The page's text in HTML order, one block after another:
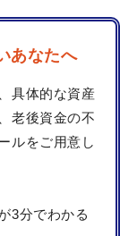
あなたへ
具体的な資産
老後資金の不
ルをご用意し
3分でわかる